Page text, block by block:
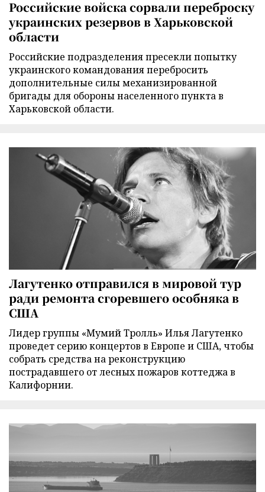
Российские войска сорвали переброску
украинских резервов в Харьковской
области
Российские подразделения пресекли попытку
украинского командования перебросить
дополнительные силы механизированной
бригады для обороны населенного пункта в
Харьковской области.
Лагутенко отправился в мировой тур
ради ремонта сгоревшего особняка в
США
Лидер группы «Мумий Тролль» Илья Лагутенко
проведет серию концертов в Европе и США, чтобы
собрать средства на реконструкцию
пострадавшего от лесных пожаров коттеджа в
Калифорнии.